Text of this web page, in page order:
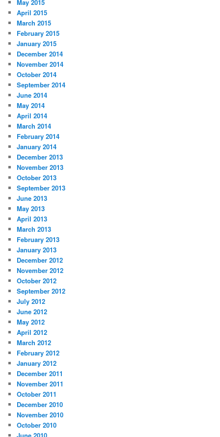
May 2015
April 2015
March 2015
February 2015
January 2015
December 2014
November 2014
October 2014
September 2014
June 2014
May 2014
April 2014
March 2014
February 2014
January 2014
December 2013
November 2013
October 2013
September 2013
June 2013
May 2013
April 2013
March 2013
February 2013
January 2013
December 2012
November 2012
October 2012
September 2012
July 2012
June 2012
May 2012
April 2012
March 2012
February 2012
January 2012
December 2011
November 2011
October 2011
December 2010
November 2010
October 2010